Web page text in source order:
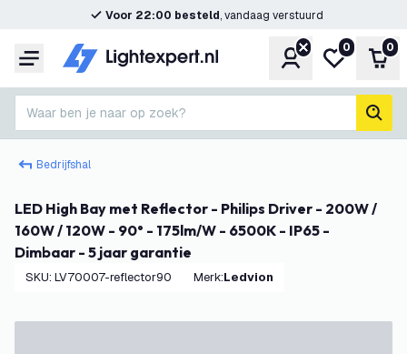
Voor 22:00 besteld, vandaag verstuurd
Menu Account
Mijn
0 0
Waar ben je naar op zoek?
Bedrijfshal
LED High Bay met Reflector - Philips Driver - 200W /
160W / 120W - 90° - 175lm/W - 6500K - IP65 -
Dimbaar - 5 jaar garantie
SKU: LV70007-reflector90 Merk: Ledvion